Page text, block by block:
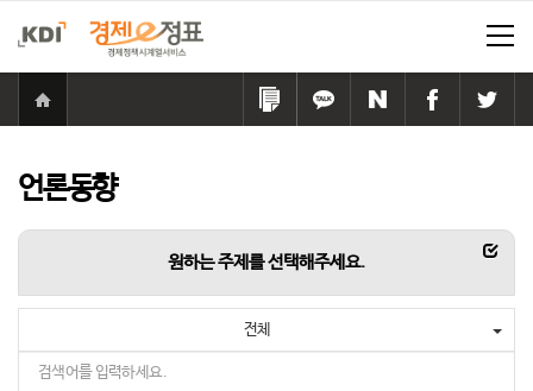
로
동
링
크
카
카
기
네
이
페
이
트
위
기
언론동향
원하는 주제를 선택해주세요.
항목
전체